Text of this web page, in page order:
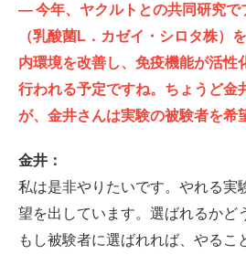
—今年、ヤクルトとの共同研究で
（乳酸菌L．カゼイ・シロタ株）
内環境を改善し、免疫機能が活性
行われる予定ですね。ちょうど金
が、金井さんは実験の被験者を希
金井：
私は是非やりたいです。やれる実
望を出しています。選ばれるかど
もし被験者に選ばれれば、やるこ